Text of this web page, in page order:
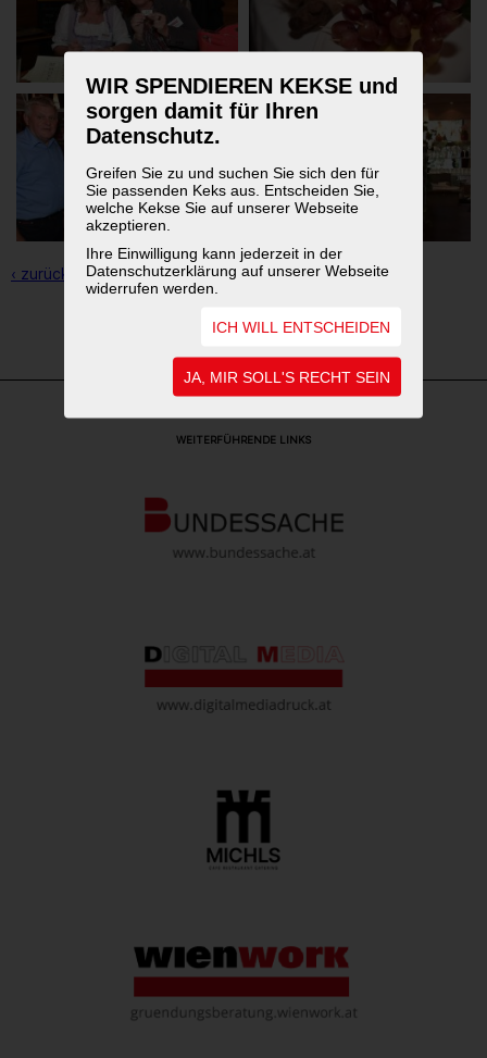
WIR SPENDIEREN KEKSE und
sorgen damit für Ihren
Datenschutz.
Greifen Sie zu und suchen Sie sich den für
Sie passenden Keks aus. Entscheiden Sie,
welche Kekse Sie auf unserer Webseite
akzeptieren.
Ihre Einwilligung kann jederzeit in der
Datenschutzerklärung auf unserer Webseite
widerrufen werden.
ICH WILL ENTSCHEIDEN
JA, MIR SOLL'S RECHT SEIN
‹ zurück zur Übersicht
2
WEITERFÜHRENDE LINKS